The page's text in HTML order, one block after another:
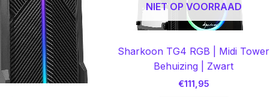
NIET OP VOORRAAD
Sharkoon TG4 RGB | Midi Tower
Behuizing | Zwart
€111,95